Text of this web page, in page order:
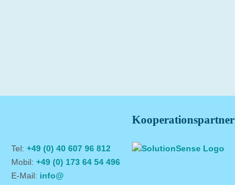
Tel: +49 (0) 40 607 96 812
Mobil: +49 (0) 173 64 54 496
E-Mail: info@
Kooperationspartner